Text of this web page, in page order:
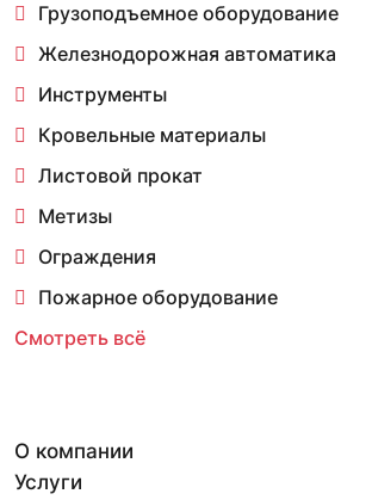
Грузоподъемное оборудование
Железнодорожная автоматика
Инструменты
Кровельные материалы
Листовой прокат
Метизы
Ограждения
Пожарное оборудование
Смотреть всё
О компании
Услуги